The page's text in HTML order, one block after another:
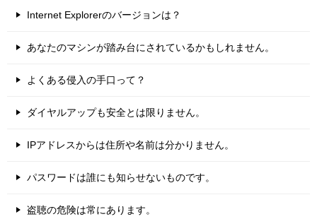
Internet Explorerのバージョンは？
あなたのマシンが踏み台にされているかもしれません。
よくある侵入の手口って？
ダイヤルアップも安全とは限りません。
IPアドレスからは住所や名前は分かりません。
パスワードは誰にも知らせないものです。
盗聴の危険は常にあります。